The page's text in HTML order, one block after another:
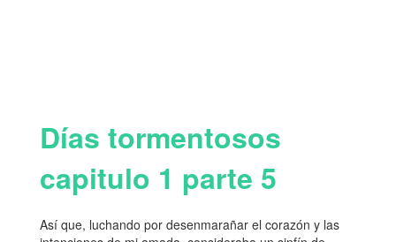
Días tormentosos
capitulo 1 parte 5
Así que, luchando por desenmarañar el corazón y las